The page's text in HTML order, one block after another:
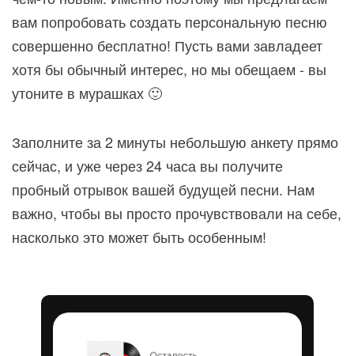
вам попробовать создать персональную песню
совершенно бесплатно! Пусть вами завладеет
хотя бы обычный интерес, но мы обещаем - вы
утоните в мурашках 🙂
Заполните за 2 минуты небольшую анкету прямо
сейчас, и уже через 24 часа вы получите
пробный отрывок вашей будущей песни. Нам
важно, чтобы вы просто прочувствовали на себе,
насколько это может быть особенным!